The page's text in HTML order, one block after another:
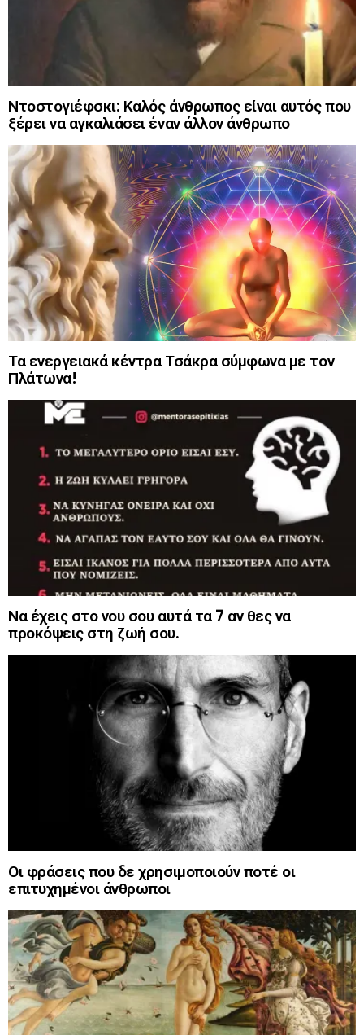
Ντοστογιέφσκι: Καλός άνθρωπος είναι αυτός που
ξέρει να αγκαλιάσει έναν άλλον άνθρωπο
Τα ενεργειακά κέντρα Τσάκρα σύμφωνα με τον
Πλάτωνα!
Να έχεις στο νου σου αυτά τα 7 αν θες να
προκόψεις στη ζωή σου.
Οι φράσεις που δε χρησιμοποιούν ποτέ οι
επιτυχημένοι άνθρωποι